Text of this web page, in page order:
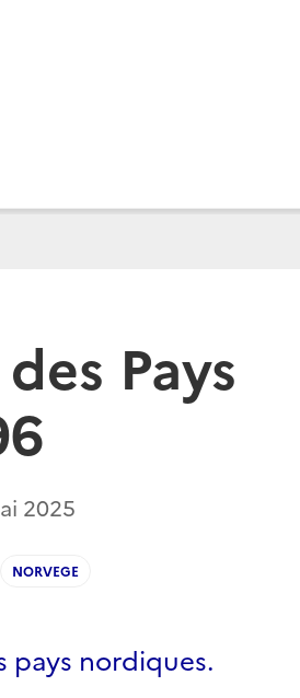
Pays
2025
NORVEGE
pays nordiques.